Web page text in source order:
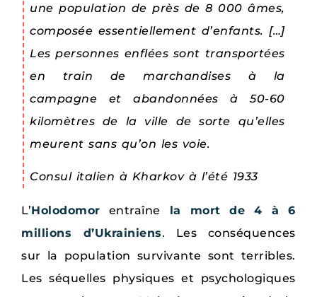
une population de près de 8 000 âmes,
composée essentiellement d’enfants. […]
Les personnes enflées sont transportées
en train de marchandises à la
campagne et abandonnées à 50-60
kilomètres de la ville de sorte qu’elles
meurent sans qu’on les voie.
Consul italien à Kharkov à l’été 1933
L’Holodomor entraîne la mort de 4 à 6
millions d’Ukrainiens. Les conséquences
sur la population survivante sont terribles.
Les séquelles physiques et psychologiques